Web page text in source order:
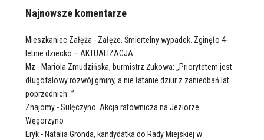
Najnowsze komentarze
Mieszkaniec Załęża - Załęże. Śmiertelny wypadek. Zginęło 4-
letnie dziecko – AKTUALIZACJA
Mz - Mariola Zmudzińska, burmistrz Żukowa: „Priorytetem jest
długofalowy rozwój gminy, a nie łatanie dziur z zaniedbań lat
poprzednich…”
Znajomy-Sulęczyno. Akcja ratownicza na Jeziorze
Węgorzyno
Eryk- Natalia Gronda, kandydatka do Rady Miejskiej w